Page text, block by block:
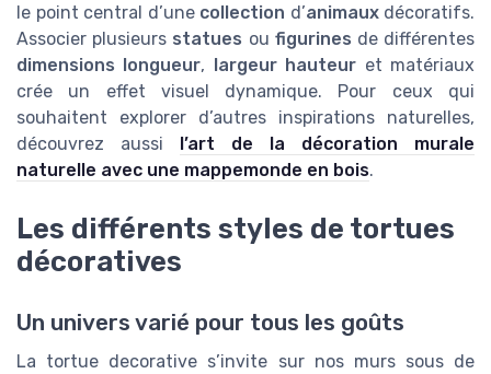
le point central d’une collection d’animauxdécoratifs.
Associer plusieurs statues ou figurines de différentes
dimensions longueur, largeur hauteur et matériaux
crée un effet visuel dynamique. Pour ceux qui
souhaitent explorer d’autres inspirations naturelles,
découvrez aussi l’art de la décoration murale
naturelle avec une mappemonde en bois.
Les différents styles de tortues
décoratives
Un univers varié pour tous les goûts
La tortue decorative s’invite sur nos murs sous de